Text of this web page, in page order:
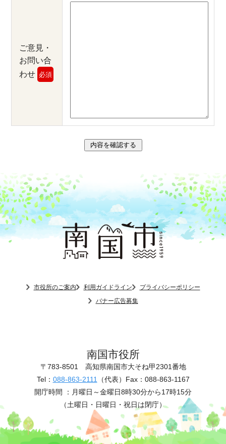
ご意見・
お問い合
わせ 必須
市役所のご案内 利用ガイドライン
プライバシーポリシー
バナー広告募集
南国市役所
〒783-8501 高知県南国市大そね甲2301番地
Tel： 088-863-2111 （代表） Fax：088-863-1167
開庁時間 ： 月曜日～金曜日8時30分から17時15分
（土曜日・日曜日・祝日は閉庁）